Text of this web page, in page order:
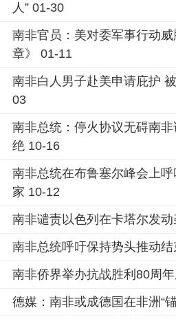
人” 01-30
南非官员：美对委军事行动
章》 01-11
南非白人男子赴美申请庇护
03
南非总统：停火协议无碍南
绝 10-16
南非总统在布鲁塞尔峰会上
家 10-12
南非谴责以色列在卡塔尔发
南非总统呼吁保持势头推动
南非侨界举办抗战胜利80周
德媒：南非或成德国在非洲“